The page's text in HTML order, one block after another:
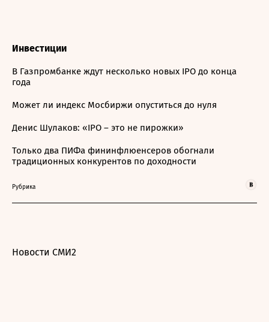
Инвестиции
В Газпромбанке ждут несколько новых IPO до конца
года
Может ли индекс Мосбиржи опуститься до нуля
Денис Шулаков: «IPO – это не пирожки»
Только два ПИФа фининфлюенсеров обогнали
традиционных конкурентов по доходности
Рубрика
Новости СМИ2